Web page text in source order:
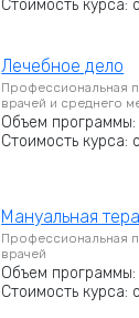
Стоимость курса:
Лечебное дело
Профессиональная
врачей и среднего
Объем
Стоимость курса:
Мануальная
Профессиональная
врачей
Объем программы:
Стоимость курса: